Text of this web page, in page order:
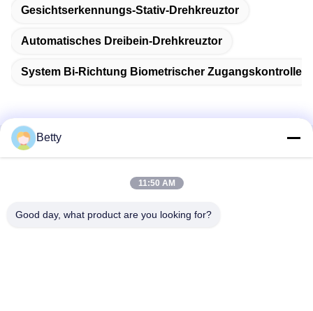
Gesichtserkennungs-Stativ-Drehkreuztor
Automatisches Dreibein-Drehkreuztor
System Bi-Richtung Biometrischer Zugangskontrolle
Schnelle Kontaktaufnahme
Nr. 106-, Südstraße Tangtian, Tangxia-Stadt, Dongguan,
Betty
11:50 AM
Good day, what product are you looking for?